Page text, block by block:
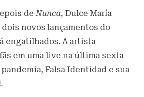
deNunca, Dulce María
novos lançamentos do
engatilhados. A artista
em uma live na última sexta-
Falsa Identidad e sua